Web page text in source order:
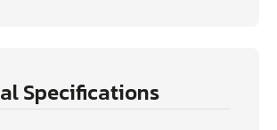
Specifications